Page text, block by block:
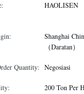
HAOLISEN
Shanghai
（Daratan）
Quantity: Negosiasi
200 Ton Per